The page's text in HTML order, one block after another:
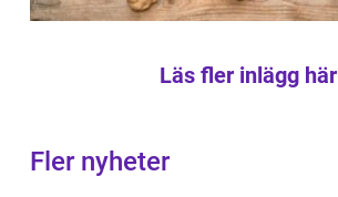
Läs fler inlägg här
Fler nyheter